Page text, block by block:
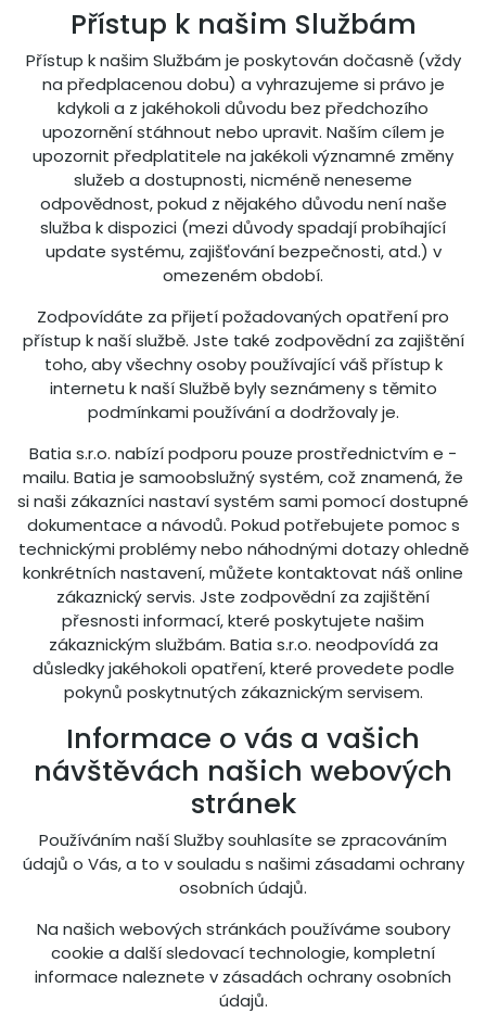
Přístup k našim Službám
Přístup k našim Službám je poskytován dočasně (vždy
na předplacenou dobu) a vyhrazujeme si právo je
kdykoli a z jakéhokoli důvodu bez předchozího
upozornění stáhnout nebo upravit. Naším cílem je
upozornit předplatitele na jakékoli významné změny
služeb a dostupnosti, nicméně neneseme
odpovědnost, pokud z nějakého důvodu není naše
služba k dispozici (mezi důvody spadají probíhající
update systému, zajišťování bezpečnosti, atd.) v
omezeném období.
Zodpovídáte za přijetí požadovaných opatření pro
přístup k naší službě. Jste také zodpovědní za zajištění
toho, aby všechny osoby používající váš přístup k
internetu k naší Službě byly seznámeny s těmito
podmínkami používání a dodržovaly je.
Batia s.r.o. nabízí podporu pouze prostřednictvím e -
mailu. Batia je samoobslužný systém, což znamená, že
si naši zákazníci nastaví systém sami pomocí dostupné
dokumentace a návodů. Pokud potřebujete pomoc s
technickými problémy nebo náhodnými dotazy ohledně
konkrétních nastavení, můžete kontaktovat náš online
zákaznický servis. Jste zodpovědní za zajištění
přesnosti informací, které poskytujete našim
zákaznickým službám. Batia s.r.o. neodpovídá za
důsledky jakéhokoli opatření, které provedete podle
pokynů poskytnutých zákaznickým servisem.
Informace o vás a vašich
návštěvách našich webových
stránek
Používáním naší Služby souhlasíte se zpracováním
údajů o Vás, a to v souladu s našimi zásadami ochrany
osobních údajů.
Na našich webových stránkách používáme soubory
cookie a další sledovací technologie, kompletní
informace naleznete v zásadách ochrany osobních
údajů.